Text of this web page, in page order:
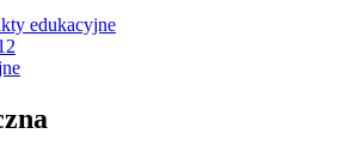
edukacyjne